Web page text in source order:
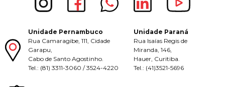
Unidade Pernambuco
Rua Camaragibe, 111, Cidade
Garapu,
Cabo de Santo Agostinho.
Tel.: (81) 3311-3060 / 3524-4220
Unidade Paraná
Rua Isaías Regis de
Miranda, 146,
Hauer, Curitiba.
Tel.: (41)3521-5696